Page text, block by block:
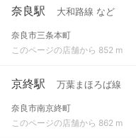
奈良駅 大和路線 など
奈良市三条本町
このページの店舗から 852 m
京終駅 万葉まほろば線
奈良市南京終町
このページの店舗から 862 m